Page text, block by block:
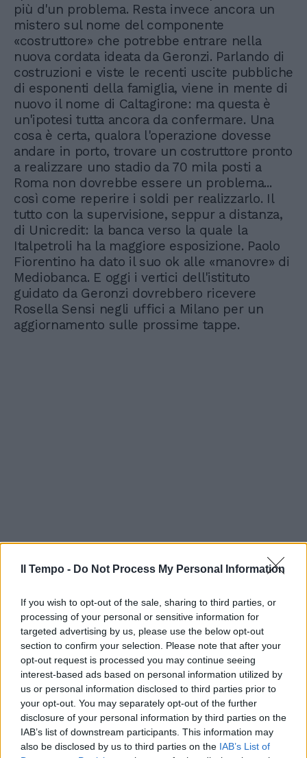
Il Tempo - Do Not Process My Personal Information
If you wish to opt-out of the sale, sharing to third parties, or
processing of your personal or sensitive information for
targeted advertising by us, please use the below opt-out
section to confirm your selection. Please note that after your
opt-out request is processed you may continue seeing
interest-based ads based on personal information utilized by
us or personal information disclosed to third parties prior to
your opt-out. You may separately opt-out of the further
disclosure of your personal information by third parties on the
IAB’s list of downstream participants. This information may
also be disclosed by us to third parties on the IAB’s List of
più d'un problema. Resta invece ancora un
mistero sul nome del componente
«costruttore» che potrebbe entrare nella
nuova cordata ideata da Geronzi. Parlando di
costruzioni e viste le recenti uscite pubbliche
di esponenti della famiglia, viene in mente di
nuovo il nome di Caltagirone: ma questa è
un'ipotesi tutta ancora da confermare. Una
cosa è certa, qualora l'operazione dovesse
andare in porto, trovare un costruttore pronto
a realizzare uno stadio da 70 mila posti a
Roma non dovrebbe essere un problema...
così come reperire i soldi per realizzarlo. Il
tutto con la supervisione, seppur a distanza,
di Unicredit: la banca verso la quale la
Italpetroli ha la maggiore esposizione. Paolo
Fiorentino ha dato il suo ok alle «manovre» di
Mediobanca. E oggi i vertici dell'istituto
guidato da Geronzi dovrebbero ricevere
Rosella Sensi negli uffici a Milano per un
aggiornamento sulle prossime tappe.
In evidenza